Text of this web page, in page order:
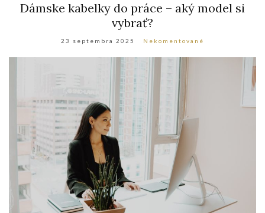
Dámske kabelky do práce – aký model si
vybrať?
23 septembra 2025 Nekomentované